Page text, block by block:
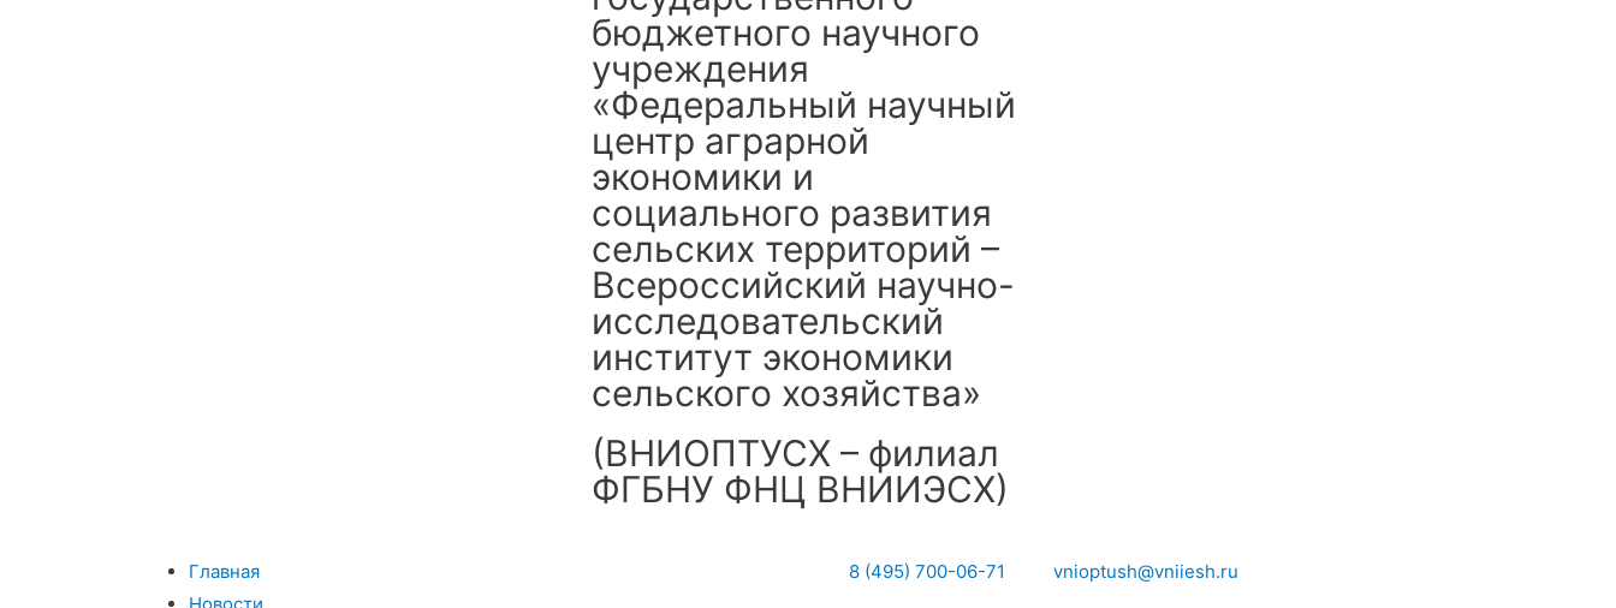
бюджетного научного
учреждения
«Федеральный научный
центр аграрной
экономики и
социального развития
сельских территорий –
Всероссийский научно-
исследовательский
институт экономики
сельского хозяйства»
(ВНИОПТУСХ – филиал
ФГБНУ ФНЦ ВНИИЭСХ)
Главная
8 (495) 700-06-71 vnioptush@vniiesh.ru